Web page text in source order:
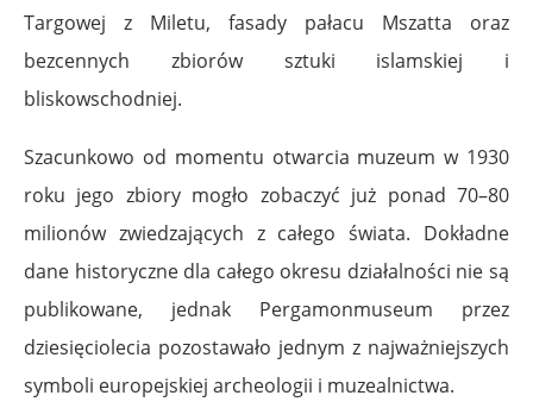
Targowej z Miletu, fasady pałacu Mszatta oraz
bezcennych zbiorów sztuki islamskiej i
bliskowschodniej.
Szacunkowo od momentu otwarcia muzeum w 1930
roku jego zbiory mogło zobaczyć już ponad 70–80
milionów zwiedzających z całego świata. Dokładne
dane historyczne dla całego okresu działalności nie są
publikowane, jednak Pergamonmuseum przez
dziesięciolecia pozostawało jednym z najważniejszych
symboli europejskiej archeologii i muzealnictwa.